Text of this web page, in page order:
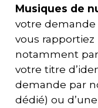
Musiques de
votre demande
vous
notamment
votre titre
demande par
dédié) ou